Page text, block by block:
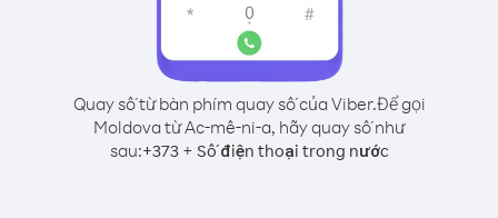
Quay số từ bàn phím quay số của Viber.Để gọi
Moldova từ Ac-mê-ni-a, hãy quay số như
sau:+373+ Số điện thoại trong nước